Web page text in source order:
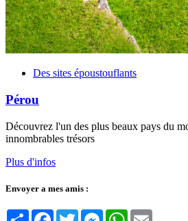
Des sites époustouflants
Pérou
Découvrez l'un des plus beaux pays du
innombrables trésors
Plus d'infos
Envoyer a mes amis :
PartagerFacebook
TwitterMessengerWhatsApp